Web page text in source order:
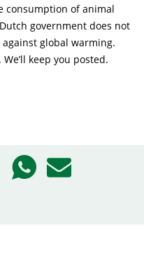
consumption of animal
government does not
global warming.
keep you posted.